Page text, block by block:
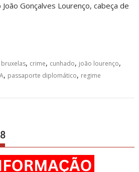
Gonçalves Lourenço, cabeça de
bruxelas, crime, cunhado, joão lourenço,
, passaporte diplomático, regime